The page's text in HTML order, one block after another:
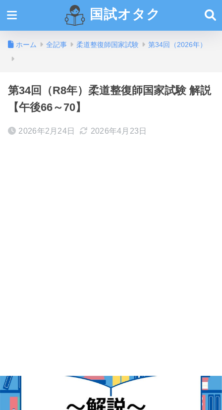
国試オタク
ホーム 全記事 柔道整復師国家試験 第34回（2026年）
第34回（R8年）柔道整復師国家試験 解説
【午後66～70】
2026年2月24日 2026年4月23日